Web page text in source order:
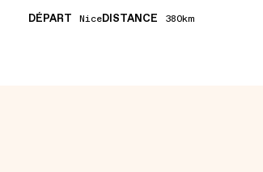
DÉPART Nice DISTANCE 380km